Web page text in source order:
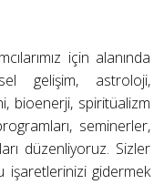
için alanında
gelişim, astroloji,
bioenerji, spiritüalizm
seminerler,
düzenliyoruz. Sizler
işaretlerinizi gidermek